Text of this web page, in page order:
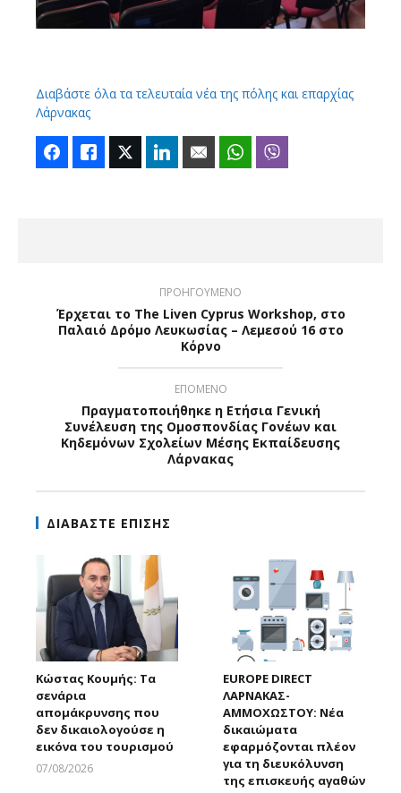
Διαβάστε όλα τα τελευταία νέα της πόλης και επαρχίας
Λάρνακας
FacebookLike Twitter LinkedIn Email WhatsApp
ΠΡΟΗΓΟΥΜΕΝΟ
Έρχεται το Τhe Liven Cyprus Workshop, στο
Παλαιό Δρόμο Λευκωσίας – Λεμεσού 16 στο
Κόρνο
ΕΠΟΜΕΝΟ
Πραγματοποιήθηκε η Ετήσια Γενική
Συνέλευση της Ομοσπονδίας Γονέων και
Κηδεμόνων Σχολείων Μέσης Εκπαίδευσης
Λάρνακας
ΔΙΑΒΑΣΤΕ ΕΠΙΣΗΣ
Κώστας Κουμής: Τα
σενάρια
απομάκρυνσης που
δεν δικαιολογούσε η
εικόνα του τουρισμού
07/08/2026
EUROPE DIRECT
ΛΑΡΝΑΚΑΣ-
ΑΜΜΟΧΩΣΤΟΥ: Νέα
δικαιώματα
εφαρμόζονται πλέον
για τη διευκόλυνση
της επισκευής αγαθών